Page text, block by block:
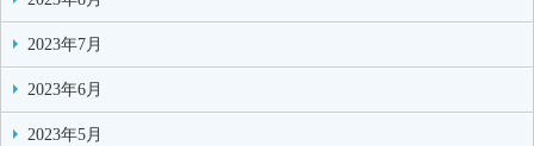
2023年7月
2023年6月
2023年5月